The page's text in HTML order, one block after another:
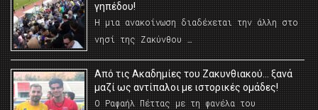
γηπέδου!
Η μια ανακοίνωση διαδέχεται την άλλη στο
νησί της Ζακύνθου …
Από τις Ακαδημίες του Ζακυνθιακού… ξανά
μαζί ως αντίπαλοι με ιστορικές ομάδες!
Ο Ραφαήλ Πέττας με τη φανέλα του